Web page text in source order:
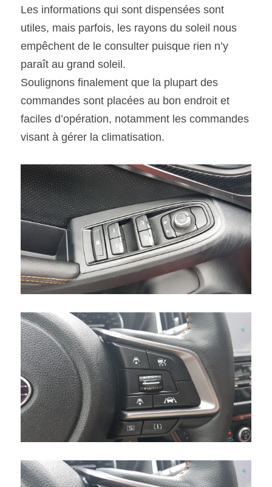
Les informations qui sont dispensées sont
utiles, mais parfois, les rayons du soleil nous
empêchent de le consulter puisque rien n’y
paraît au grand soleil.
Soulignons finalement que la plupart des
commandes sont placées au bon endroit et
faciles d’opération, notamment les commandes
visant à gérer la climatisation.